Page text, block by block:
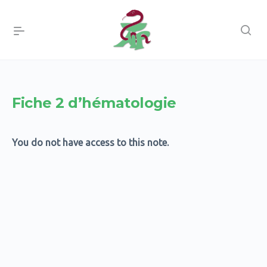
Fiche 2 d’hématologie
You do not have access to this note.